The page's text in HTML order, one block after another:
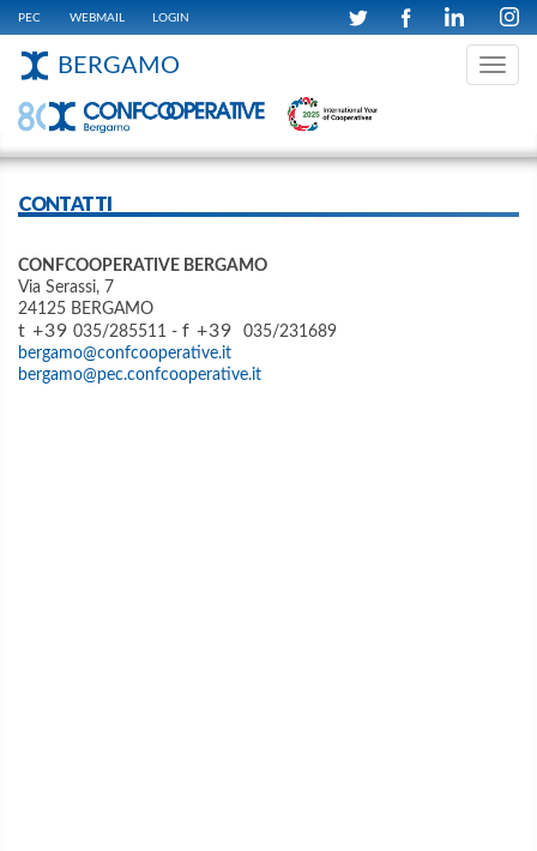
PEC WEBMAIL LOGIN
Toggle
BERGAMO
CONTATTI
CONFCOOPERATIVE BERGAMO
Via Serassi, 7
24125 BERGAMO
t +39 035/285511 - f +39
035/231689
bergamo@confcooperative.it
bergamo@pec.confcooperative.it